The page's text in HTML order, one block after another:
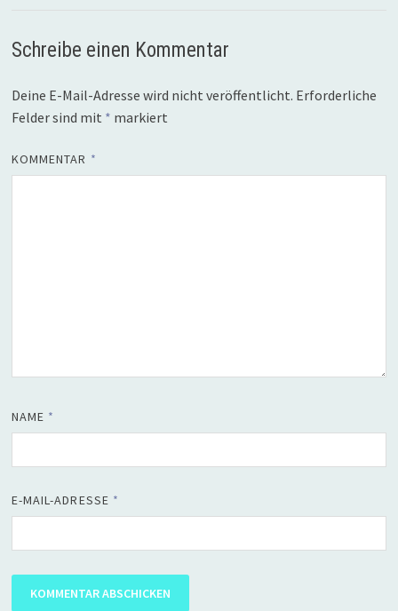
Schreibe einen Kommentar
Deine E-Mail-Adresse wird nicht veröffentlicht. Erforderliche
Felder sind mit * markiert
KOMMENTAR *
NAME *
E-MAIL-ADRESSE *